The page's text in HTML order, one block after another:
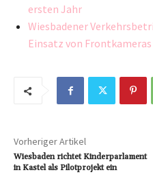
ersten Jahr
Wiesbadener
Einsatz von Frontkameras
Vorheriger Artikel
Wiesbaden richtet Kinderparlament
in Kastel als Pilotprojekt ein